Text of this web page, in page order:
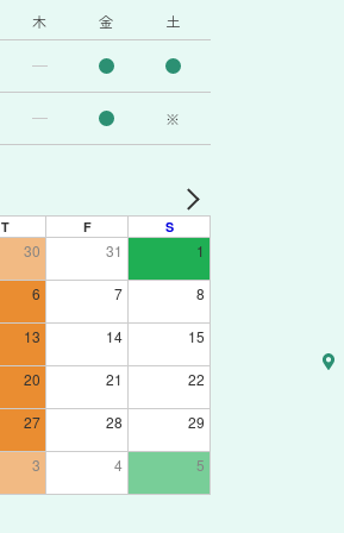
木 金 土
※
T F S
30 31 1
6 7 8
13 14 15
20 21 22
27 28 29
3 4 5